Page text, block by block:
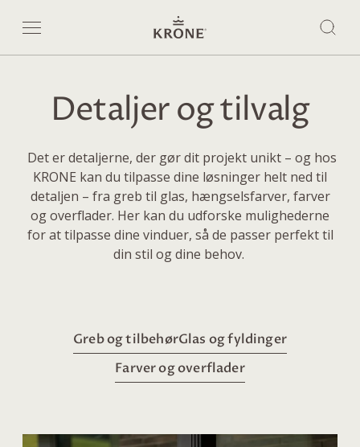
Detaljer og tilvalg
Det er detaljerne, der gør dit projekt unikt – og hos
KRONE kan du tilpasse dine løsninger helt ned til
detaljen – fra greb til glas, hængselsfarver, farver
og overflader. Her kan du udforske mulighederne
for at tilpasse dine vinduer, så de passer perfekt til
din stil og dine behov.
Greb og tilbehørGlas og fyldinger
Farver og overflader